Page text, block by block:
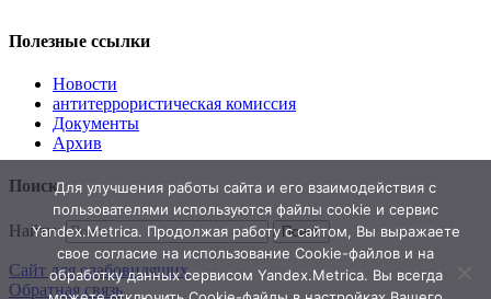
Полезные ссылки
Новости
антитеррористическая комиссия
Документы
Архив
Поиск
Найти:
Сайт для слабовидящих
Обратная связь
Для улучшения работы сайта и его взаимодействия с
пользователями используются файлы cookie и сервис
Yandex.Metrica. Продолжая работу с сайтом, Вы выражаете
свое согласие на использование Cookie-файлов и на
обработку данных сервисом Yandex.Metrica. Вы всегда